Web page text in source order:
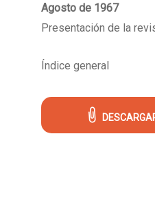
Agosto de 1967
Presentación de la
Índice general